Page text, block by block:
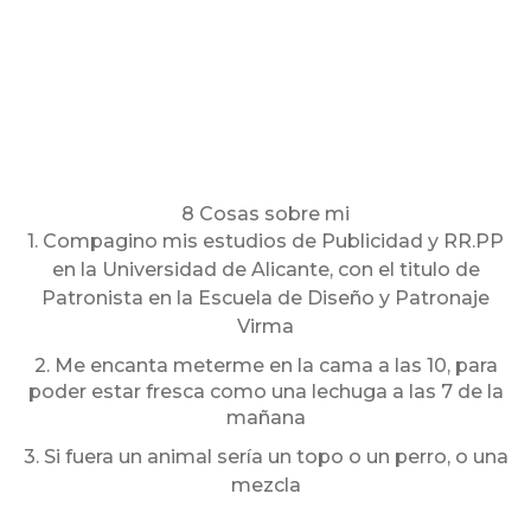
8 Cosas sobre mi
1. Compagino mis estudios de Publicidad y RR.PP
en la Universidad de Alicante, con el titulo de
Patronista en la Escuela de Diseño y Patronaje
Virma
2. Me encanta meterme en la cama a las 10, para
poder estar fresca como una lechuga a las 7 de la
mañana
3. Si fuera un animal sería un topo o un perro, o una
mezcla